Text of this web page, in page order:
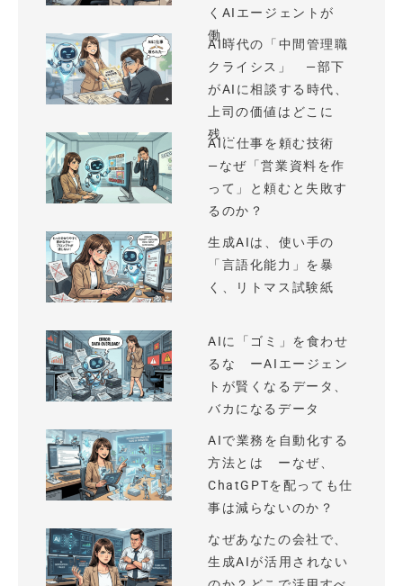
くAIエージェントが
働...
AI時代の「中間管理職
クライシス」 —部下
がAIに相談する時代、
上司の価値はどこに
残...
AIに仕事を頼む技術
—なぜ「営業資料を作
って」と頼むと失敗す
るのか？
生成AIは、使い手の
「言語化能力」を暴
く、リトマス試験紙
AIに「ゴミ」を食わせ
るな ーAIエージェン
トが賢くなるデータ、
バカになるデータ
AIで業務を自動化する
方法とは ーなぜ、
ChatGPTを配っても仕
事は減らないのか？
なぜあなたの会社で、
生成AIが活用されない